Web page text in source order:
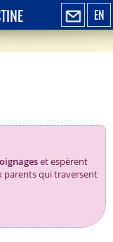
EN
et espèrent
parents qui traversent